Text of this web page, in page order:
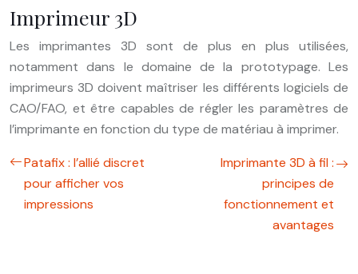
Imprimeur 3D
Les imprimantes 3D sont de plus en plus utilisées,
notamment dans le domaine de la prototypage. Les
imprimeurs 3D doivent maîtriser les différents logiciels de
CAO/FAO, et être capables de régler les paramètres de
l’imprimante en fonction du type de matériau à imprimer.
Patafix : l’allié discret
pour afficher vos
impressions
Imprimante 3D à fil :
principes de
fonctionnement et
avantages